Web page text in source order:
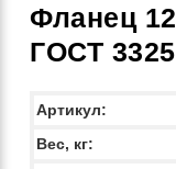
Фланец
ГОСТ
Артикул:
Вес, кг: